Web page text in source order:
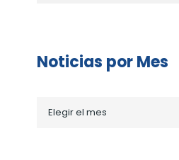
Noticias por Mes
porElegir el mes